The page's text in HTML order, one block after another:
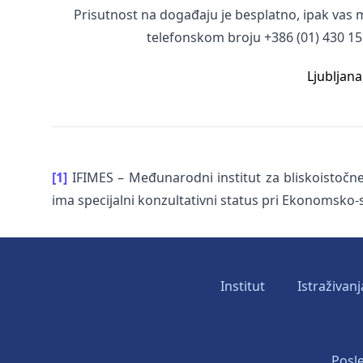
Prisutnost na događaju je besplatno, ipak vas
telefonskom broju +386 (01) 430
[1] IFIMES – Međunarodni institut za
ima specijalni konzultativni status pri Ekonomsko-
Institut